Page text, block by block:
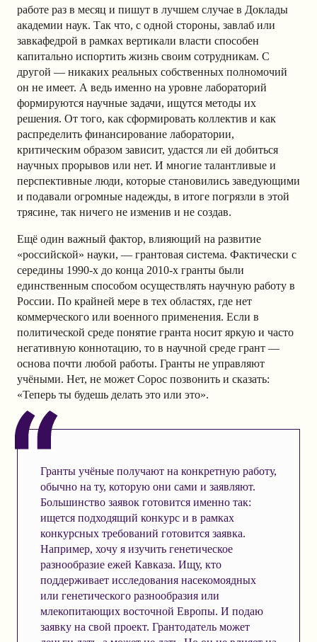
работе раз в месяц и пишут в лучшем случае в Доклады
академии наук. Так что, с одной стороны, завлаб или
завкафедрой в рамках вертикали власти способен
капитально испортить жизнь своим сотрудникам. С
другой — никаких реальных собственных полномочий
он не имеет. А ведь именно на уровне лабораторий
формируются научные задачи, ищутся методы их
решения. От того, как сформировать коллектив и как
распределить финансирование лаборатории,
критическим образом зависит, удастся ли ей добиться
научных прорывов или нет. И многие талантливые и
перспективные люди, которые становились заведующими
и подавали огромные надежды, в итоге погрязли в этой
трясине, так ничего не изменив и не создав.
Ещё один важный фактор, влияющий на развитие
«российской» науки, — грантовая система. Фактически с
середины 1990-х до конца 2010-х гранты были
единственным способом осуществлять научную работу в
России. По крайней мере в тех областях, где нет
коммерческого или военного применения. Если в
политической среде понятие гранта носит яркую и часто
негативную коннотацию, то в научной среде грант —
основа почти любой работы. Гранты не управляют
учёными. Нет, не может Сорос позвонить и сказать:
«Теперь ты будешь делать это или это».
Гранты учёные получают на конкретную работу,
обычно на ту, которую они сами и заявляют.
Большинство заявок готовится именно так:
ищется подходящий конкурс и в рамках
конкурсных требований готовится заявка.
Например, хочу я изучить генетическое
разнообразие ежей Кавказа. Ищу, кто
поддерживает исследования насекомоядных
или генетического разнообразия или
млекопитающих восточной Европы. И подаю
заявку на свой проект. Грантодатель может